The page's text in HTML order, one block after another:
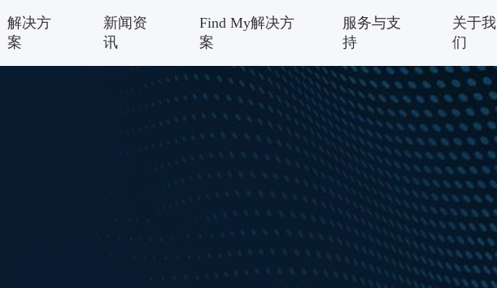
解决方
案
新闻资
讯
Find My解决方
案
服务与支
持
关于我
们